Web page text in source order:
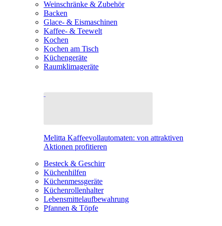
Weinschränke & Zubehör
Backen
Glace- & Eismaschinen
Kaffee- & Teewelt
Kochen
Kochen am Tisch
Küchengeräte
Raumklimageräte
Melitta Kaffeevollautomaten: von attraktiven
Aktionen profitieren
Besteck & Geschirr
Küchenhilfen
Küchenmessgeräte
Küchenrollenhalter
Lebensmittelaufbewahrung
Pfannen & Töpfe